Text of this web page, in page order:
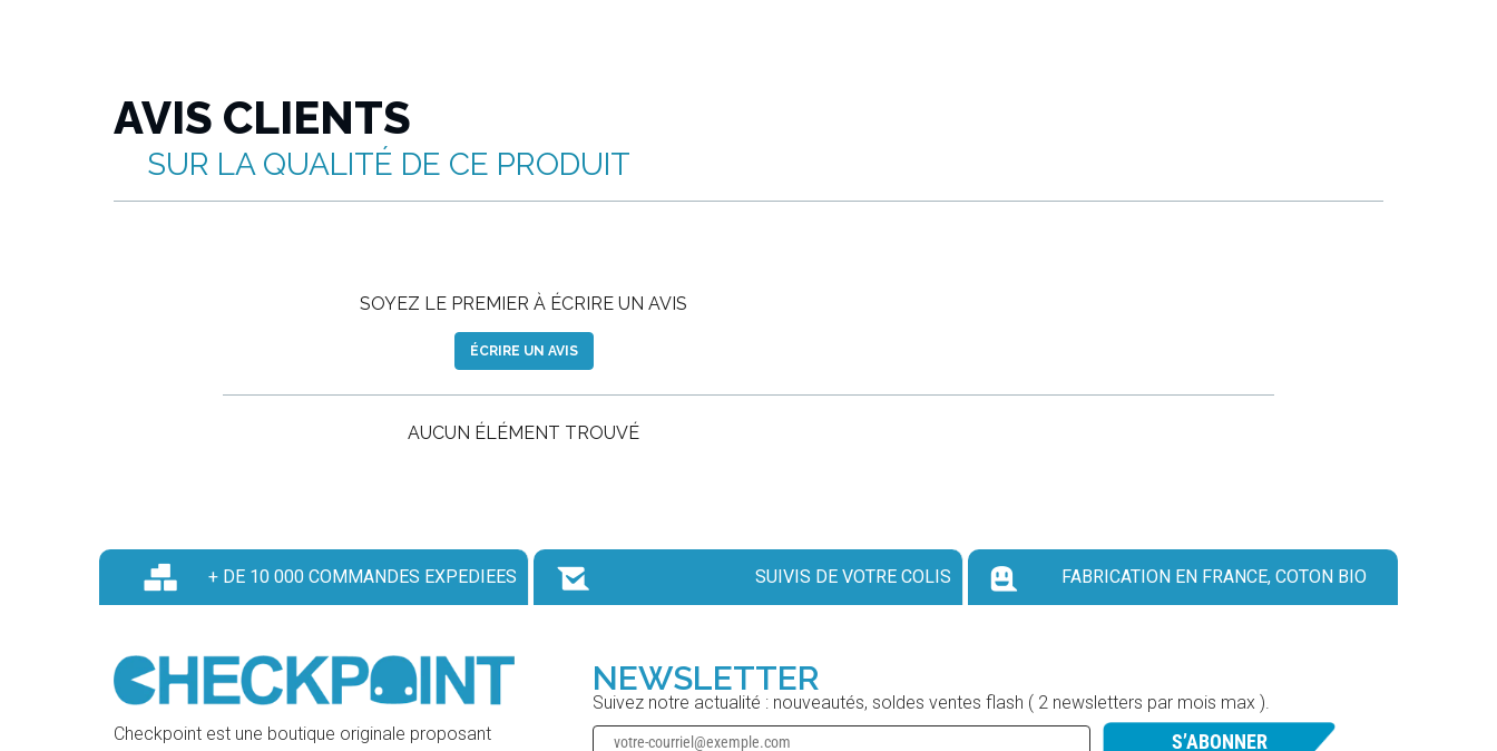
AVIS CLIENTS
SUR LA QUALITÉ DE CE PRODUIT
SOYEZ LE PREMIER À ÉCRIRE UN AVIS
ÉCRIRE UN AVIS
AUCUN ÉLÉMENT TROUVÉ
+ DE 10 000 COMMANDES EXPEDIEES SUIVIS DE VOTRE COLIS FABRICATION EN FRANCE, COTON BIO
Checkpoint est une boutique originale proposant
NEWSLETTER
Suivez notre actualité : nouveautés, soldes ventes flash ( 2 newsletters par mois max ).
S’ABONNER